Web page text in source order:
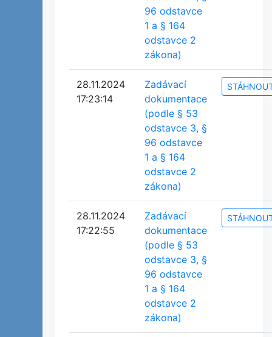
96 odstavce
1 a § 164
odstavce 2
zákona)
28.11.2024
17:23:14
Zadávací
dokumentace
(podle § 53
odstavce 3, §
96 odstavce
1 a § 164
odstavce 2
zákona)
28.11.2024
17:22:55
Zadávací
dokumentace
(podle § 53
odstavce 3, §
96 odstavce
1 a § 164
odstavce 2
zákona)